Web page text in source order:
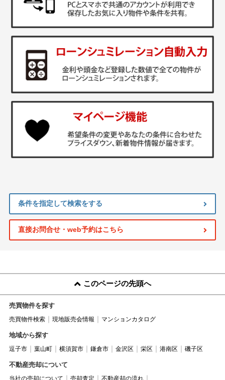
条件を指定して検索をする
直接お問合せ・web予約はこちら
このページの先頭へ
売買物件を探す
売買物件検索 現地販売会情報 マンションカタログ
地域から探す
逗子市 葉山町 横須賀市 鎌倉市 金沢区 栄区 港南区 磯子区
不動産売却について
当社の売却について 売却査定
不動産却の流れ